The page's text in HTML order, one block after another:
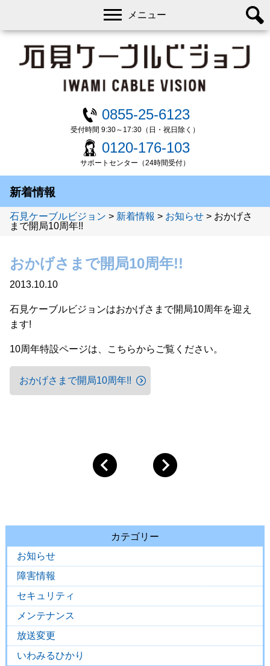
0855-25-6123
受付時間 9:30～17:30（日・祝日除く）
0120-176-103
サポートセンター（24時間受付）
メニュー
新着情報
石見ケーブルビジョン > 新着情報 > お知らせ > おかげさ
まで開局10周年!!
おかげさまで開局10周年!!
2013.10.10
石見ケーブルビジョンはおかげさまで開局10周年を迎え
ます!
10周年特設ページは、こちらからご覧ください。
おかげさまで開局10周年!!
カテゴリー
お知らせ
障害情報
セキュリティ
メンテナンス
放送変更
いわみるひかり